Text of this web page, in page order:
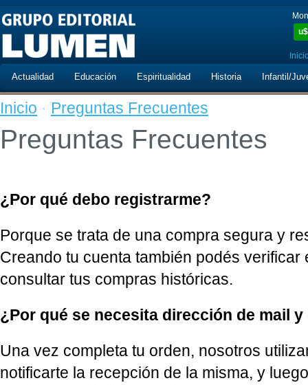
u$
Actualidad Educación Espiritualidad Historia Infantil/
Inicio · Preguntas Frecuentes
Preguntas Frecuentes
¿Por qué debo registrarme?
Porque se trata de una compra segura y
Creando tu cuenta también podés verificar
consultar tus compras históricas.
¿Por qué se necesita dirección de mail
Una vez completa tu orden, nosotros
notificarte la recepción de la misma, y